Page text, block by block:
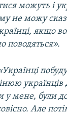
можуть і
не можу
якщо
поводяться».
у мене, були
Але